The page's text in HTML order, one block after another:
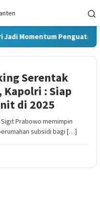
Momentum Penguatan
Serentak
Kapolri : Siap
di 2025
Prabowo memimpin
subsidi bagi […]